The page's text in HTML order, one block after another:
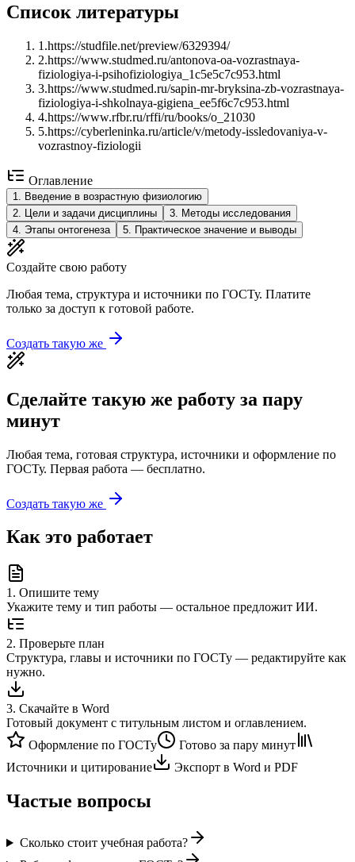
Список литературы
1 .https://studfile.net/preview/6329394/
2.https://www.studmed.ru/antonova-oa-vozrastnaya-
fiziologiya-i-psihofiziologiya_1c5e5c7c953.html
3.https://www.studmed.ru/sapin-mr-bryksina-zb-vozrastnaya-
fiziologiya-i-shkolnaya-gigiena_ee5f6c7c953.html
4.https://www.rfbr.ru/rffi/ru/books/o_21030
5.https://cyberleninka.ru/article/v/metody-issledovaniya-v-
vozrastnoy-fiziologii
Оглавление
1
Введение в возрастную физиологию
2
Цели и задачи дисциплины 3
Методы исследования
4 Этапы онтогенеза 5 Практическое значение и выводы
Создайте свою работу
Любая тема, структура и источники по ГОСТу. Платите
только за доступ к готовой работе.
Создать такую же
Сделайте такую же работу за пару
минут
Любая тема, готовая структура, источники и оформление по
ГОСТу. Первая работа — бесплатно.
Создать такую же
Как это работает
1 . Опишите тему
Укажите тему и тип работы — остальное предложит ИИ.
2. Проверьте план
Структура, главы и источники по ГОСТу — редактируйте как
нужно.
3. Скачайте в Word
Готовый документ с титульным листом и оглавлением.
Оформление по ГОСТу
Готово за пару минут
Источники и цитирование
Экспорт в Word и PDF
Частые вопросы
Сколько стоит учебная работа?